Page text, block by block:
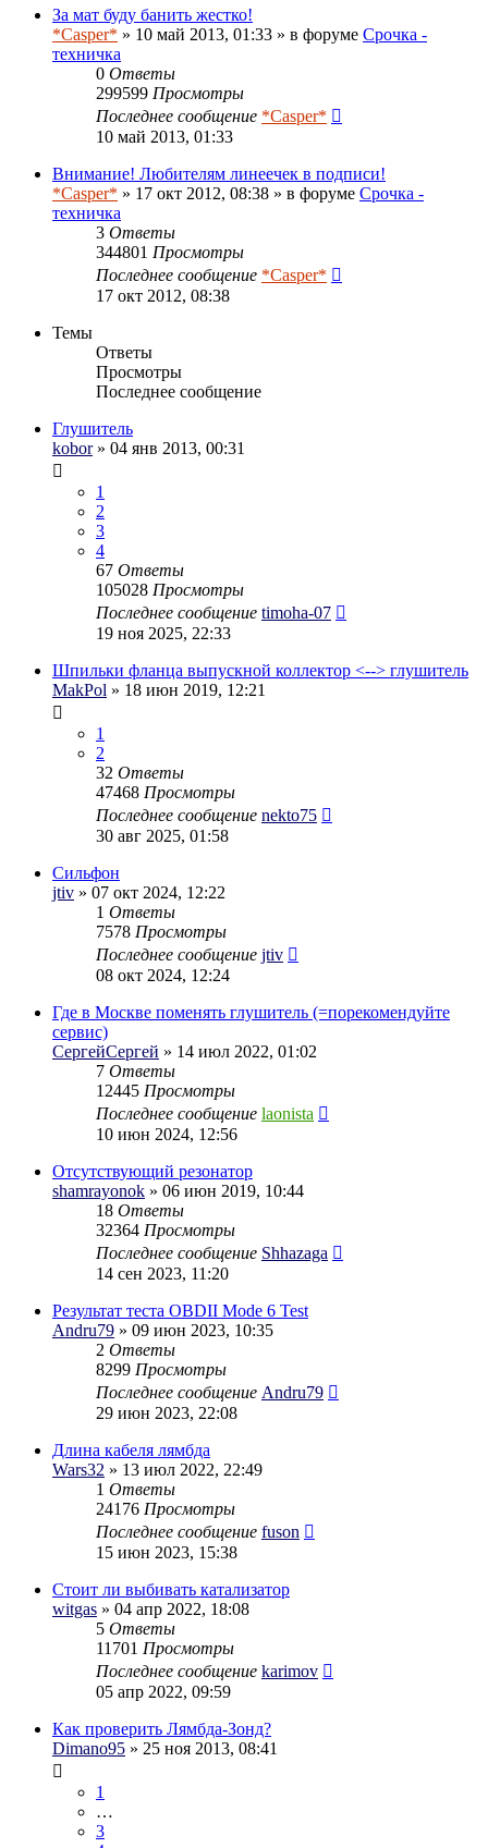
За мат буду банить жестко!
*Casper* » 10 май 2013, 01:33 » в форуме Срочка -
техничка
0 Ответы
299599 Просмотры
Последнее сообщение *Casper*
10 май 2013, 01:33
Внимание! Любителям линеечек в подписи!
*Casper* » 17 окт 2012, 08:38 » в форуме Срочка -
техничка
3 Ответы
344801 Просмотры
Последнее сообщение *Casper*
17 окт 2012, 08:38
Темы
Ответы
Просмотры
Последнее сообщение
Глушитель
kobor» 04 янв 2013, 00:31
1
2
3
4
67 Ответы
105028 Просмотры
Последнее сообщение timoha-07
19 ноя 2025, 22:33
Шпильки фланца выпускной коллектор <--> глушитель
MakPol » 18 июн 2019, 12:21
1
2
32 Ответы
47468 Просмотры
Последнее сообщение nekto75
30 авг 2025, 01:58
Сильфон
jtiv » 07 окт 2024, 12:22
1 Ответы
7578 Просмотры
Последнее сообщение jtiv
08 окт 2024, 12:24
Где в Москве поменять глушитель (=порекомендуйте
сервис)
СергейСергей » 14 июл 2022, 01:02
7 Ответы
12445 Просмотры
Последнее сообщение laonista
10 июн 2024, 12:56
Отсутствующий резонатор
shamrayonok » 06 июн 2019, 10:44
18 Ответы
32364 Просмотры
Последнее сообщение Shhazaga
14 сен 2023, 11:20
Результат теста OBDII Mode 6 Test
Andru79 » 09 июн 2023, 10:35
2 Ответы
8299 Просмотры
Последнее сообщение Andru79
29 июн 2023, 22:08
Длина кабеля лямбда
Wars32 » 13 июл 2022, 22:49
1 Ответы
24176 Просмотры
Последнее сообщение fuson
15 июн 2023, 15:38
Стоит ли выбивать катализатор
witgas » 04 апр 2022, 18:08
5 Ответы
11701 Просмотры
Последнее сообщение karimov
05 апр 2022, 09:59
Как проверить Лямбда-Зонд?
Dimano95 » 25 ноя 2013, 08:41
1
…
3